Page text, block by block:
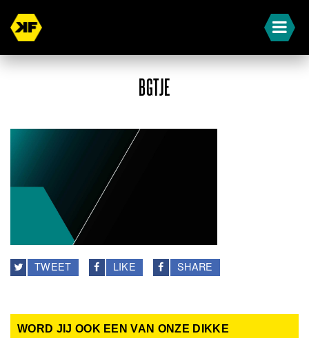
BGTJE
TWEET LIKE SHARE
WORD JIJ OOK EEN VAN ONZE DIKKE